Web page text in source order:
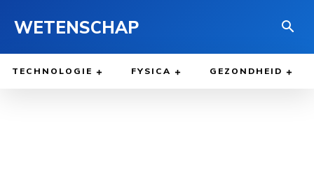
WETENSCHAP
TECHNOLOGIE FYSICA GEZONDHEID